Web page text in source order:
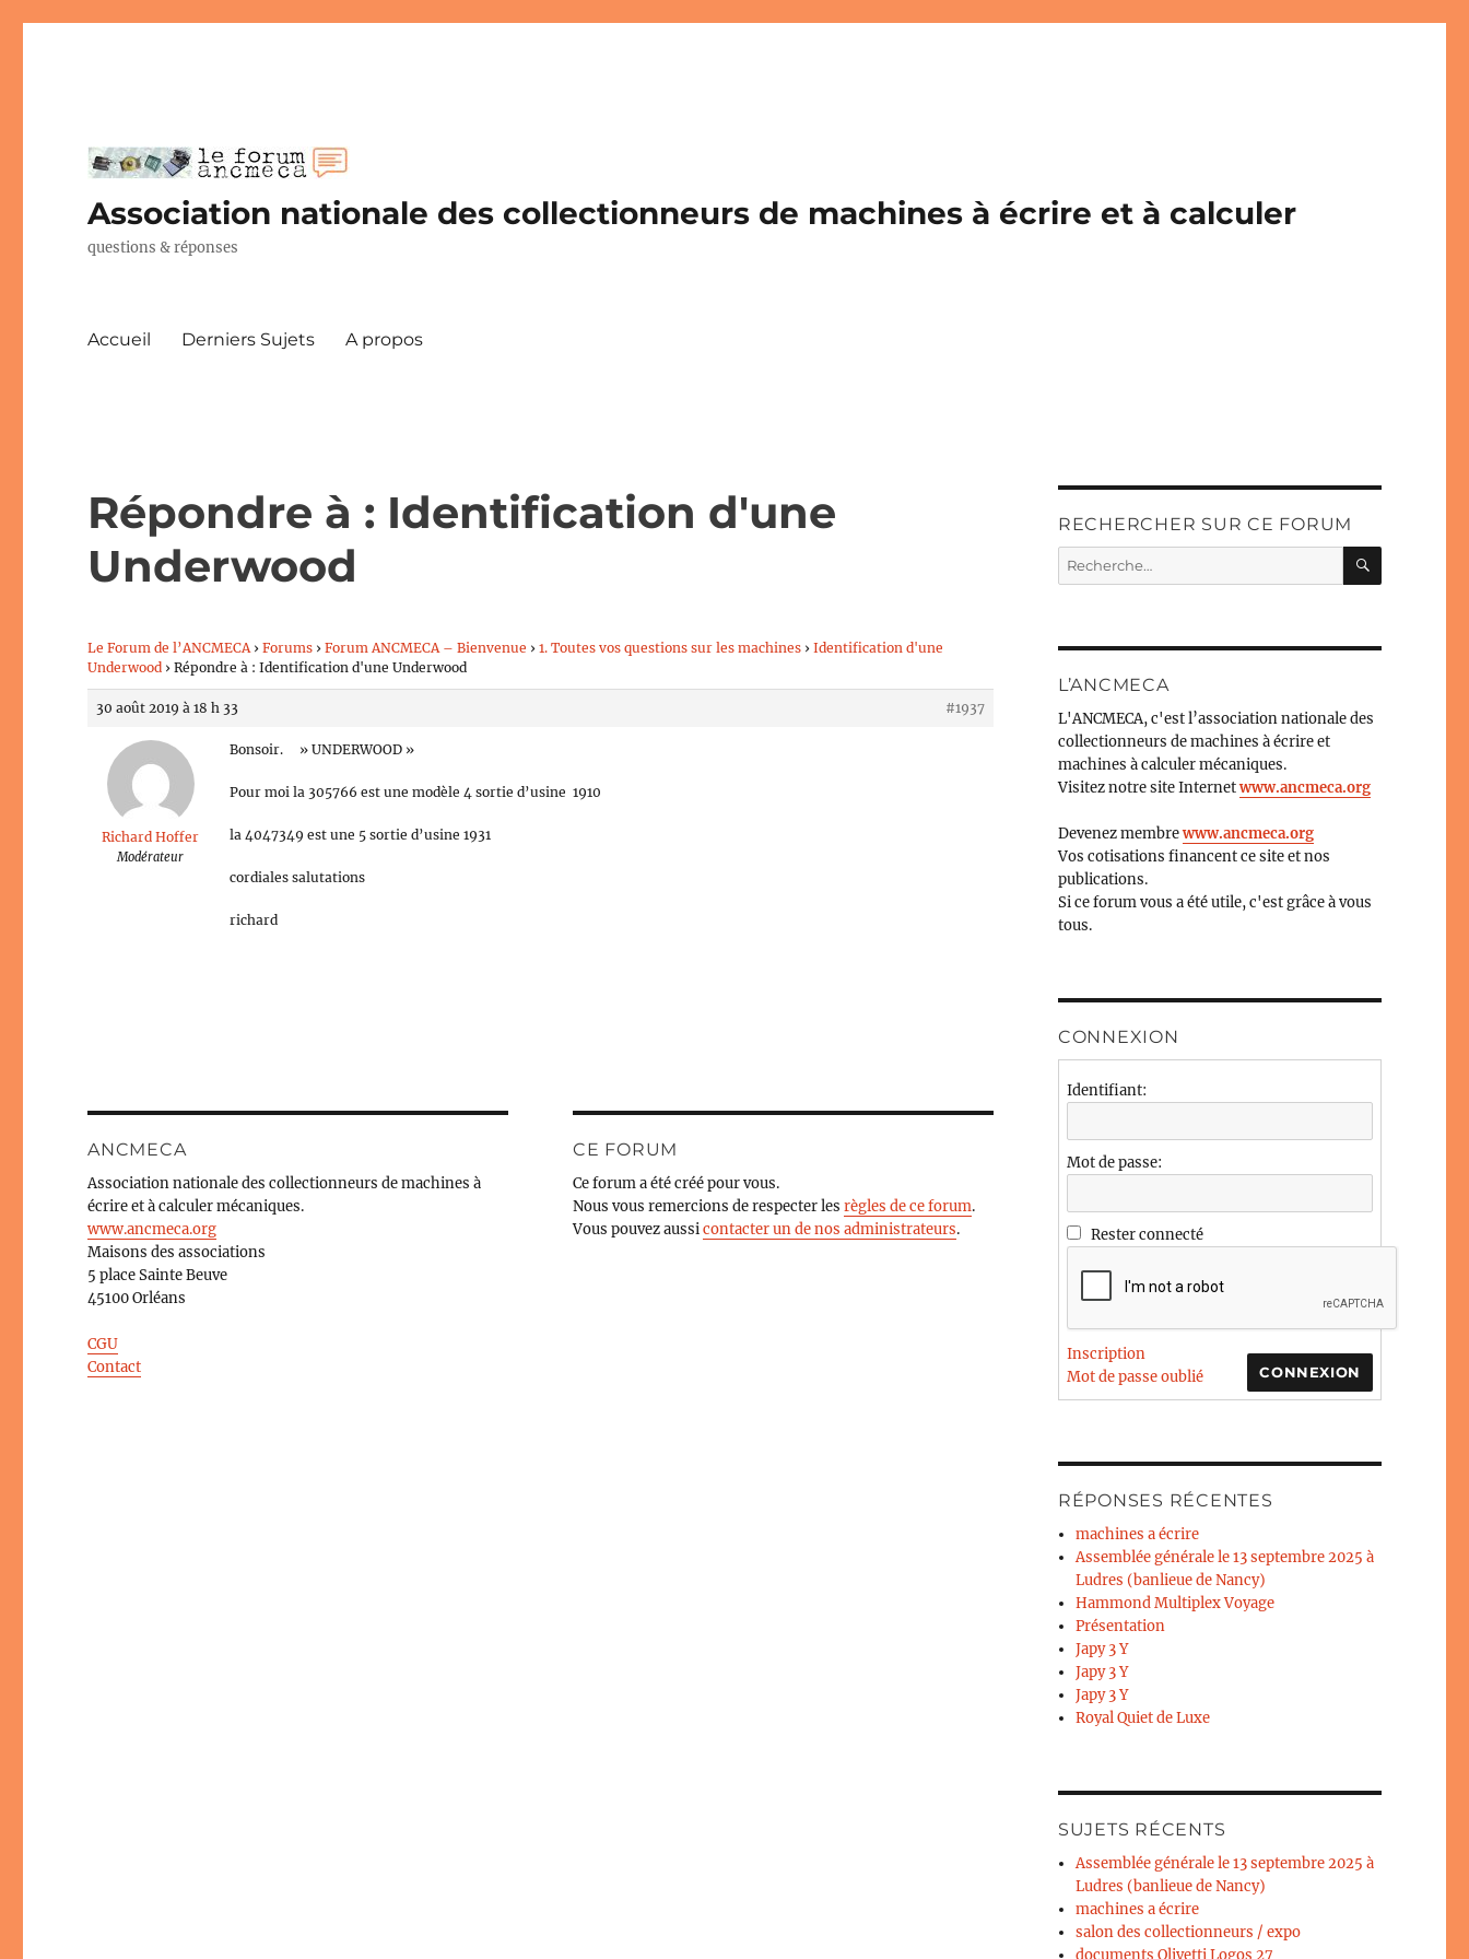
Association nationale des collectionneurs de machines à écrire et à calculer
questions & réponses
Accueil Derniers Sujets A propos
Répondre à : Identification d'une
Underwood
Le Forum de l’ANCMECA › Forums › Forum ANCMECA – Bienvenue › 1. Toutes vos questions sur les machines › Identification d'une
Underwood › Répondre à : Identification d'une Underwood
30 août 2019 à 18 h 33 #1937
Richard Hoffer
Modérateur
Bonsoir. » UNDERWOOD »
Pour moi la 305766 est une modèle 4 sortie d’usine 1910
la 4047349 est une 5 sortie d’usine 1931
cordiales salutations
richard
ANCMECA
Association nationale des collectionneurs de machines à
écrire et à calculer mécaniques.
www.ancmeca.org
Maisons des associations
5 place Sainte Beuve
45100 Orléans
CGU
Contact
CE FORUM
Ce forum a été créé pour vous.
Nous vous remercions de respecter lesrègles de ce forum.
Vous pouvez aussicontacter un de nos administrateurs.
RECHERCHER SUR CE FORUM
Recherche
pour :
L’ANCMECA
L'ANCMECA, c'est l’association nationale des
collectionneurs de machines à écrire et
machines à calculer mécaniques.
Visitez notre site Internetwww.ancmeca.org
Devenez membrewww.ancmeca.org
Vos cotisations financent ce site et nos
publications.
Si ce forum vous a été utile, c'est grâce à vous
tous.
CONNEXION
Identifiant:
Mot de passe:
Rester connecté
CONNEXION
Inscription
Mot de passe oublié
RÉPONSES RÉCENTES
machines a écrire
Assemblée générale le 13 septembre 2025 à
Ludres (banlieue de Nancy)
Hammond Multiplex Voyage
Présentation
Japy 3 Y
Japy 3 Y
Japy 3 Y
Royal Quiet de Luxe
SUJETS RÉCENTS
Assemblée générale le 13 septembre 2025 à
Ludres (banlieue de Nancy)
machines a écrire
salon des collectionneurs / expo
documents Olivetti Logos 27